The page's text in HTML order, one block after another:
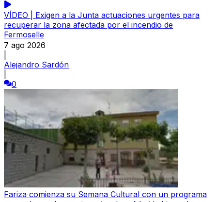
VÍDEO | Exigen a la Junta actuaciones urgentes para
recuperar la zona afectada por el incendio de
Fermoselle
7 ago 2026
Alejandro Sardón
0
Fariza comienza su Semana Cultural con un programa